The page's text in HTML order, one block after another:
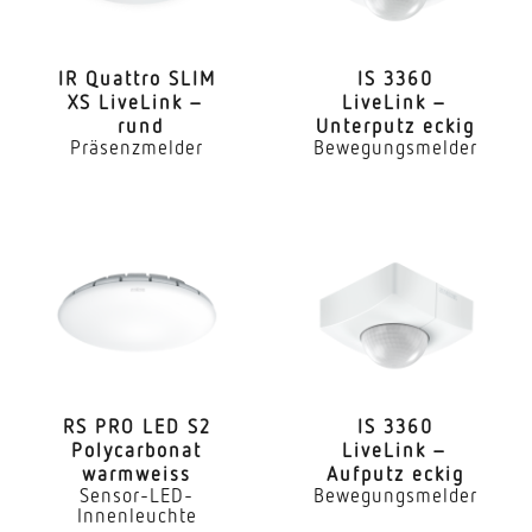
Leuchtmittel
LED nicht austauschbar
Lichtstromrückgang nach LM80
L70B10
Mit Bewegungsmelder
Erfassungswinkel
IR Quattro SLIM
XS LiveLink –
rund
Präsenzmelder
IS 3360
LiveLink –
Unterputz eckig
Bewegungsmelder
RS PRO LED S2
Poly­car­bonat
warmweiss
Sensor-LED-
Innenleuchte
IS 3360
LiveLink –
Aufputz eckig
Bewegungsmelder